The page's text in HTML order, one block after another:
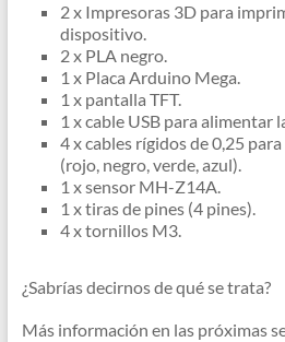
2 x Impresoras 3D para
dispositivo.
2 x PLA negro.
1 x Placa Arduino Mega.
1 x pantalla TFT.
1 x cable USB para alimentar
4 x cables rígidos de 0,25
(rojo, negro, verde, azul).
1 x sensor MH-Z14A.
1 x tiras de pines (4 pines).
4 x tornillos M3.
¿Sabrías decirnos de qué se trata?
Más información en las próximas